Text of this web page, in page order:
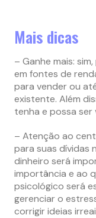
Mais dicas
– Ganhe mais:
em fontes de
para vender ou
existente. Além
tenha e possa ser
– Atenção ao
para suas dívidas
dinheiro será
importância e ao
psicológico será
gerenciar o
corrigir ideias